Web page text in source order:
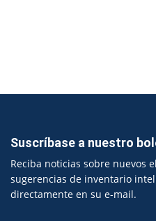
Suscríbase a nuestro
Reciba noticias sobre nuevos
sugerencias de inventario
directamente en su e-mail.